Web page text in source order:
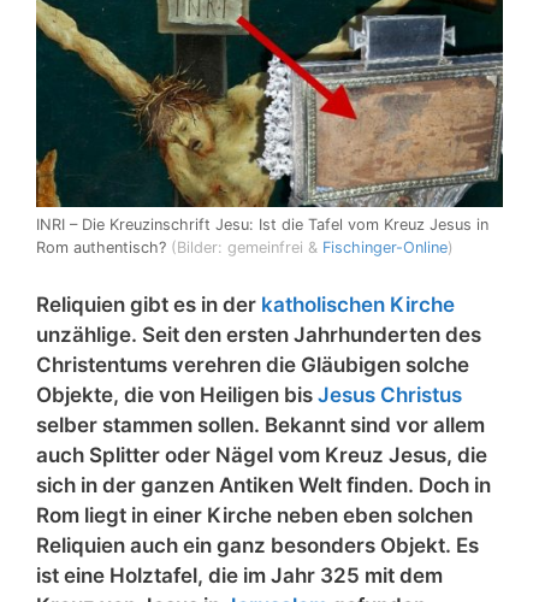
INRI – Die Kreuzinschrift Jesu: Ist die Tafel vom Kreuz Jesus in
Rom authentisch? (Bilder: gemeinfrei & Fischinger-Online)
Reliquien gibt es in der katholischen Kirche
unzählige. Seit den ersten Jahrhunderten des
Christentums verehren die Gläubigen solche
Objekte, die von Heiligen bis Jesus Christus
selber stammen sollen. Bekannt sind vor allem
auch Splitter oder Nägel vom Kreuz Jesus, die
sich in der ganzen Antiken Welt finden. Doch in
Rom liegt in einer Kirche neben eben solchen
Reliquien auch ein ganz besonders Objekt. Es
ist eine Holztafel, die im Jahr 325 mit dem